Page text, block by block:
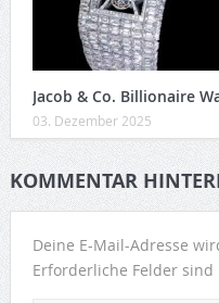
Jacob & Co. Billionaire
03. Dezember 2025
KOMMENTAR
Deine E-Mail-Adresse
Erforderliche Felder sind